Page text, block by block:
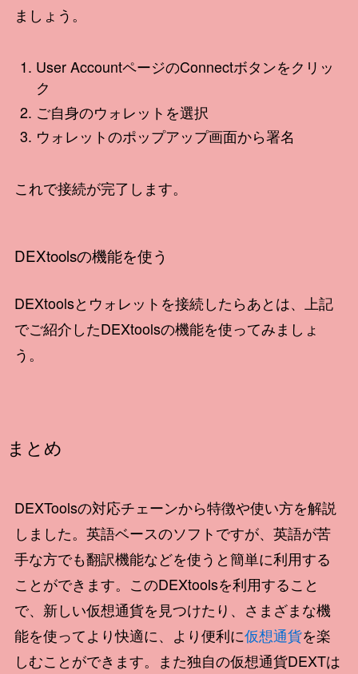
ましょう。
User AccountページのConnectボタンをクリッ
ク
ご自身のウォレットを選択
ウォレットのポップアップ画面から署名
これで接続が完了します。
DEXtoolsの機能を使う
DEXtoolsとウォレットを接続したらあとは、上記
でご紹介したDEXtoolsの機能を使ってみましょ
う。
まとめ
DEXToolsの対応チェーンから特徴や使い方を解説
しました。英語ベースのソフトですが、英語が苦
手な方でも翻訳機能などを使うと簡単に利用する
ことができます。このDEXtoolsを利用すること
で、新しい仮想通貨を見つけたり、さまざまな機
能を使ってより快適に、より便利に仮想通貨を楽
しむことができます。また独自の仮想通貨DEXTは